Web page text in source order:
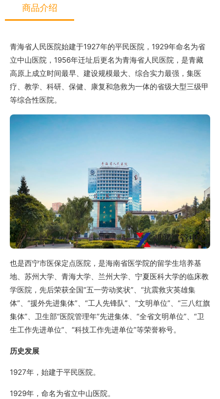
商品介绍
青海省人民医院始建于1927年的平民医院，1929年命名为省
立中山医院，1956年迁址后更名为青海省人民医院，是青藏
高原上成立时间最早、建设规模最大、综合实力最强，集医
疗、教学、科研、保健、康复和急救为一体的省级大型三级甲
等综合性医院。
也是西宁市医保定点医院，是海南省医学院的留学生培养基
地、苏州大学、青海大学、兰州大学、宁夏医科大学的临床教
学医院，先后荣获全国“五一劳动奖状”、“抗震救灾英雄集
体”、“援外先进集体”、“工人先锋队”、“文明单位”、“三八红旗
集体”、卫生部“医院管理年”先进集体、“全省文明单位”、“卫
生工作先进单位”、“科技工作先进单位”等荣誉称号。
历史发展
1927年，始建于平民医院。
1929年，命名为省立中山医院。